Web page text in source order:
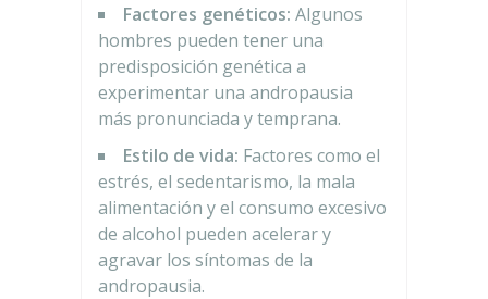
Factores genéticos: Algunos
hombres pueden tener una
predisposición genética a
experimentar una andropausia
más pronunciada y temprana.
Estilo de vida: Factores como el
estrés, el sedentarismo, la mala
alimentación y el consumo excesivo
de alcohol pueden acelerar y
agravar los síntomas de la
andropausia.